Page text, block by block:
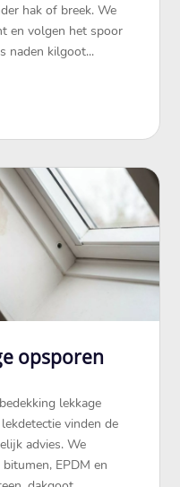
hak of breek.​ We
en volgen het spoor
naden kilgoot...
opsporen
lekkage
vinden de
advies.​ We
EPDM en